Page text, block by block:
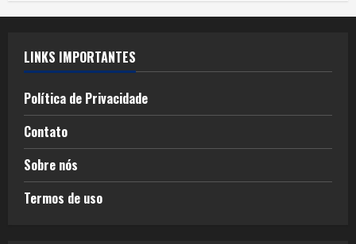
LINKS IMPORTANTES
Política de Privacidade
Contato
Sobre nós
Termos de uso